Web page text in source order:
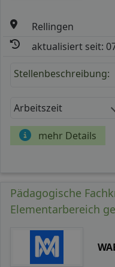
Rellingen
aktualisiert seit:
Stellenbeschreibung:
Arbeitszeit
mehr Details
Pädagogische
Elementarbereich